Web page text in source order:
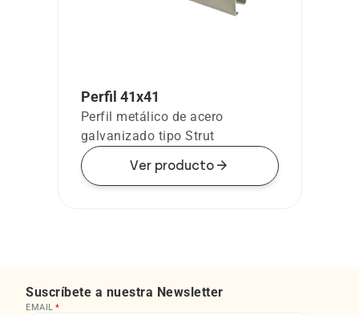
Perfil 41x41
Perfil metálico de acero
galvanizado tipo Strut
Ver productoarrow_forward
Suscríbete a nuestra Newsletter
EMAIL *